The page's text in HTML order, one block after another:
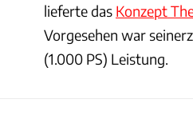
lieferte das Konzept
Vorgesehen war
(1.000 PS) Leistung.